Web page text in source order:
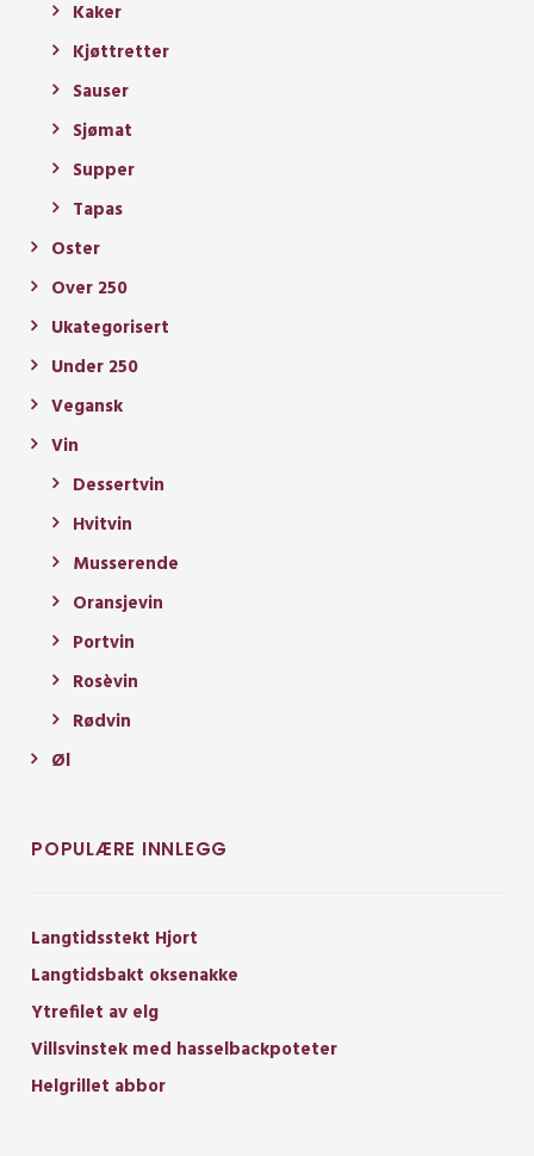
Kaker
Kjøttretter
Sauser
Sjømat
Supper
Tapas
Oster
Over 250
Ukategorisert
Under 250
Vegansk
Vin
Dessertvin
Hvitvin
Musserende
Oransjevin
Portvin
Rosèvin
Rødvin
Øl
POPULÆRE INNLEGG
Langtidsstekt Hjort
Langtidsbakt oksenakke
Ytrefilet av elg
Villsvinstek med hasselbackpoteter
Helgrillet abbor